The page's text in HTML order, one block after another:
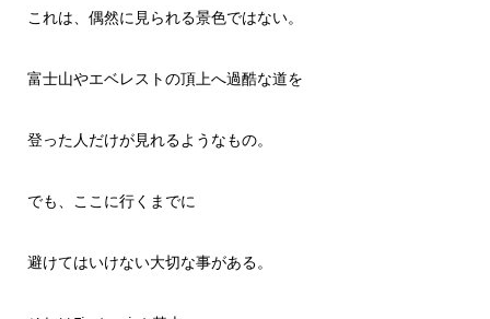
これは、偶然に見られる景色ではない。
富士山やエベレストの頂上へ過酷な道を
登った人だけが見れるようなもの。
でも、ここに行くまでに
避けてはいけない大切な事がある。